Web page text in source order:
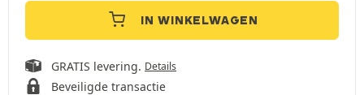
IN WINKELWAGEN
GRATIS levering. Details
Beveiligde transactie